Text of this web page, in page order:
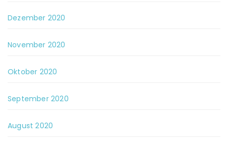
Dezember 2020
November 2020
Oktober 2020
September 2020
August 2020